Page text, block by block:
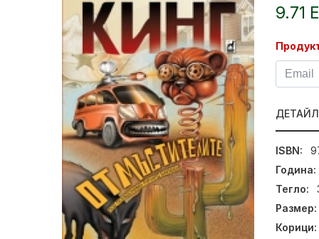
9.71
ISBN:
Година:
Тегло:
Размер:
Корици: